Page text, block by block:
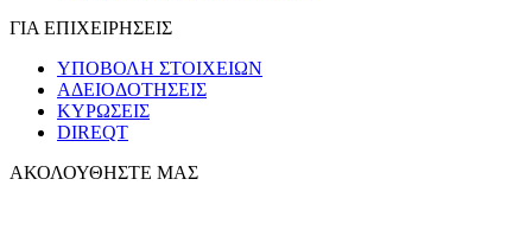
ΓΙΑ ΕΠΙΧΕΙΡΗΣΕΙΣ
ΥΠΟΒΟΛΗ ΣΤΟΙΧΕΙΩΝ
ΑΔΕΙΟΔΟΤΗΣΕΙΣ
ΚΥΡΩΣΕΙΣ
DIREQT
ΑΚΟΛΟΥΘΗΣΤΕ ΜΑΣ